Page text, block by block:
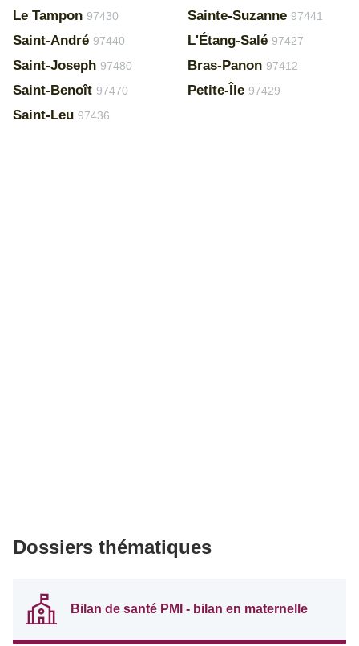
Le Tampon 97430
Saint-André 97440
Saint-Joseph 97480
Saint-Benoît 97470
Saint-Leu 97436
Sainte-Suzanne 97441
L'Étang-Salé 97427
Bras-Panon 97412
Petite-Île 97429
Dossiers thématiques
Bilan de santé PMI - bilan en maternelle